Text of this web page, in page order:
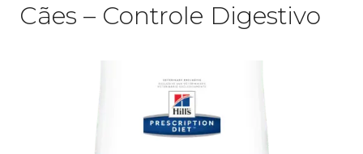
Cães – Controle Digestivo